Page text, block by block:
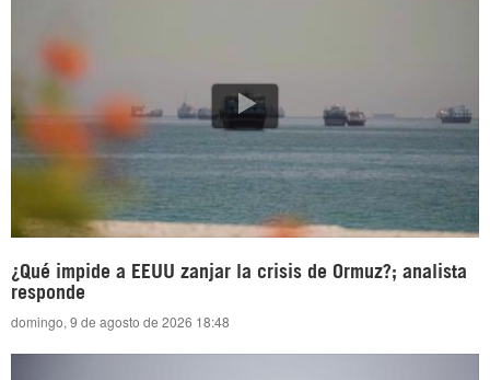
¿Qué impide a EEUU zanjar la crisis de Ormuz?; analista
responde
domingo, 9 de agosto de 2026 18:48